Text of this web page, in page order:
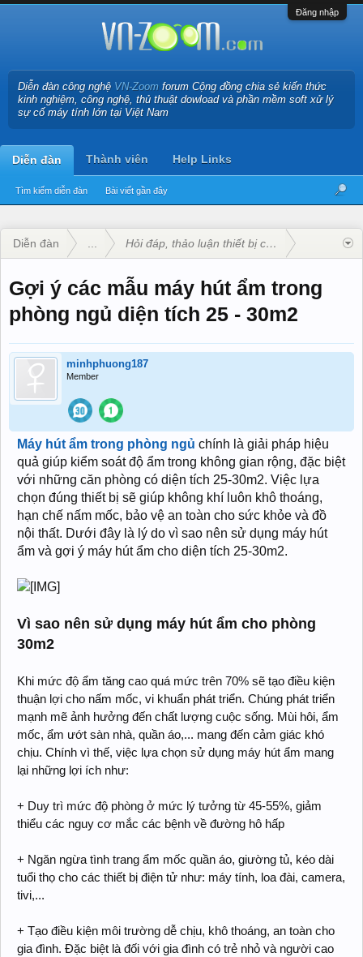
Đăng nhập
Diễn đàn công nghệ VN-Zoom forum Cộng đồng chia sẻ kiến thức
kinh nghiệm, công nghệ, thủ thuật dowload và phần mềm soft xử lý
sự cố máy tính lớn tại Việt Nam
Diễn đàn
Tìm kiếm diễn đàn Bài viết gần đây
Thành viên Help Links
Diễn đàn Hỏi đáp, thảo luận thiết bị công nghệ
Gợi ý các mẫu máy hút ẩm trong
phòng ngủ diện tích 25 - 30m2
minhphuong187
Member
Máy hút ẩm trong phòng ngủ chính là giải pháp hiệu
quả giúp kiểm soát độ ẩm trong không gian rộng, đặc biệt
với những căn phòng có diện tích 25-30m2. Việc lựa
chọn đúng thiết bị sẽ giúp không khí luôn khô thoáng,
hạn chế nấm mốc, bảo vệ an toàn cho sức khỏe và đồ
nội thất. Dưới đây là lý do vì sao nên sử dụng máy hút
ẩm và gợi ý máy hút ẩm cho diện tích 25-30m2.
Vì sao nên sử dụng máy hút ẩm cho phòng
30m2
Khi mức độ ẩm tăng cao quá mức trên 70% sẽ tạo điều kiện
thuận lợi cho nấm mốc, vi khuẩn phát triển. Chúng phát triển
mạnh mẽ ảnh hưởng đến chất lượng cuộc sống. Mùi hôi, ẩm
mốc, ẩm ướt sàn nhà, quần áo,... mang đến cảm giác khó
chịu. Chính vì thế, việc lựa chọn sử dụng máy hút ẩm mang
lại những lợi ích như:
+ Duy trì mức độ phòng ở mức lý tưởng từ 45-55%, giảm
thiểu các nguy cơ mắc các bệnh về đường hô hấp
+ Ngăn ngừa tình trang ẩm mốc quần áo, giường tủ, kéo dài
tuổi thọ cho các thiết bị điện tử như: máy tính, loa đài, camera,
tivi,...
+ Tạo điều kiện môi trường dễ chịu, khô thoáng, an toàn cho
gia đình. Đặc biệt là đối với gia đình có trẻ nhỏ và người cao